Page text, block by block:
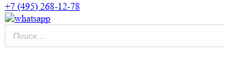
+7 (495) 268-12-78